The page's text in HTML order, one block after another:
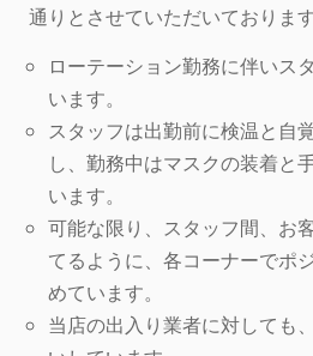
通りとさせていただいております
ローテーション勤務に伴いス
います。
スタッフは出勤前に検温と自
し、勤務中はマスクの装着と
います。
可能な限り、スタッフ間、お
てるように、各コーナーでポ
めています。
当店の出入り業者に対しても